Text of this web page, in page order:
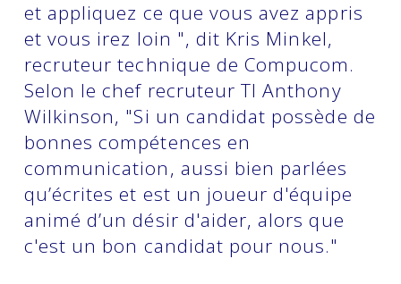
et appliquez ce que vous avez appris
et vous irez loin ", dit Kris Minkel,
recruteur technique de Compucom.
Selon le chef recruteur TI Anthony
Wilkinson, "Si un candidat possède de
bonnes compétences en
communication, aussi bien parlées
qu’écrites et est un joueur d'équipe
animé d’un désir d'aider, alors que
c'est un bon candidat pour nous."